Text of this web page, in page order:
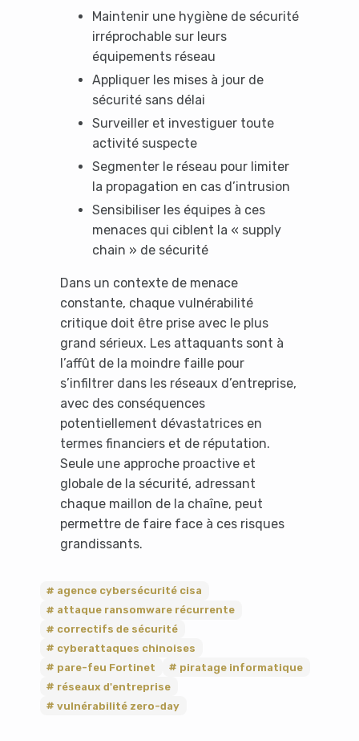
Maintenir une hygiène de sécurité
irréprochable sur leurs
équipements réseau
Appliquer les mises à jour de
sécurité sans délai
Surveiller et investiguer toute
activité suspecte
Segmenter le réseau pour limiter
la propagation en cas d’intrusion
Sensibiliser les équipes à ces
menaces qui ciblent la « supply
chain » de sécurité
Dans un contexte de menace
constante, chaque vulnérabilité
critique doit être prise avec le plus
grand sérieux. Les attaquants sont à
l’affût de la moindre faille pour
s’infiltrer dans les réseaux d’entreprise,
avec des conséquences
potentiellement dévastatrices en
termes financiers et de réputation.
Seule une approche proactive et
globale de la sécurité, adressant
chaque maillon de la chaîne, peut
permettre de faire face à ces risques
grandissants.
agence cybersécurité cisa
attaque ransomware récurrente
correctifs de sécurité
cyberattaques chinoises
pare-feu Fortinet
piratage informatique
réseaux d'entreprise
vulnérabilité zero-day
It looks like you're
using an ad-blocker!
Yes, I will turn off Ad-Blocker
No Thanks